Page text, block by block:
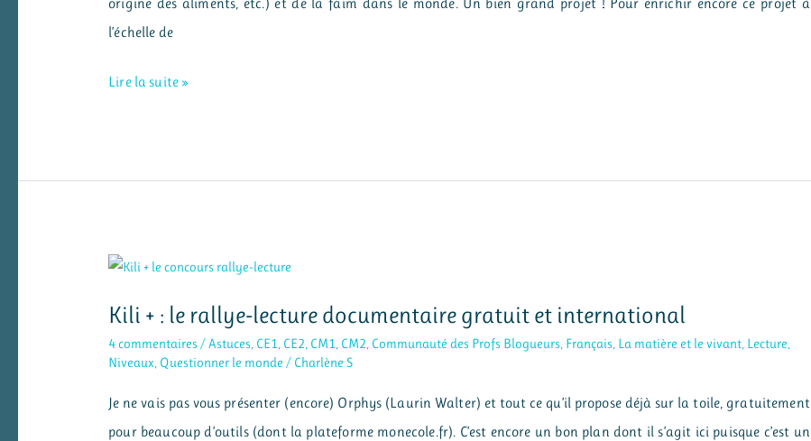
origine des aliments, etc.) et de la faim dans le monde. Un bien grand projet ! Pour enrichir encore ce projet à
l’échelle de
Vocabulaire
de
Lire la suite »
Kili + : le rallye-lecture documentaire gratuit et international
4 commentaires/Astuces, CE1, CE2, CM1, CM2, Communauté des Profs Blogueurs, Français, La matière et le vivant, Lecture,
Niveaux, Questionner le monde / Charlène S
Je ne vais pas vous présenter (encore) Orphys (Laurin Walter) et tout ce qu’il propose déjà sur la toile, gratuitement
pour beaucoup d’outils (dont la plateforme monecole.fr). C’est encore un bon plan dont il s’agit ici puisque c’est un